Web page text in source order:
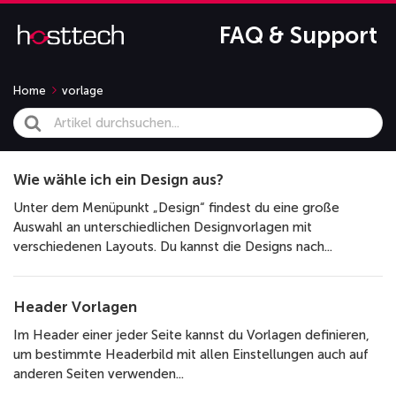
FAQ & Support
Home vorlage
Search
For
Wie wähle ich ein Design aus?
Unter dem Menüpunkt „Design“ findest du eine große
Auswahl an unterschiedlichen Designvorlagen mit
verschiedenen Layouts. Du kannst die Designs nach...
Header Vorlagen
Im Header einer jeder Seite kannst du Vorlagen definieren,
um bestimmte Headerbild mit allen Einstellungen auch auf
anderen Seiten verwenden...